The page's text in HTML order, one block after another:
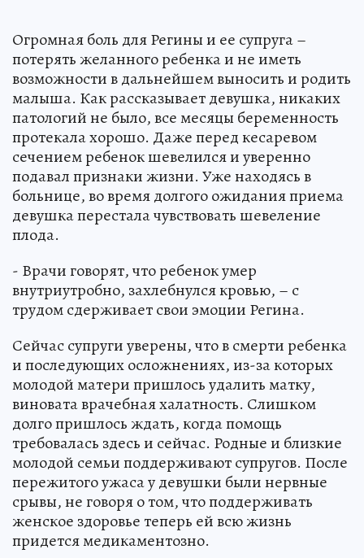
Огромная боль для Регины и ее супруга –
потерять желанного ребенка и не иметь
возможности в дальнейшем выносить и родить
малыша. Как рассказывает девушка, никаких
патологий не было, все месяцы беременность
протекала хорошо. Даже перед кесаревом
сечением ребенок шевелился и уверенно
подавал признаки жизни. Уже находясь в
больнице, во время долгого ожидания приема
девушка перестала чувствовать шевеление
плода.
- Врачи говорят, что ребенок умер
внутриутробно, захлебнулся кровью, – с
трудом сдерживает свои эмоции Регина.
Сейчас супруги уверены, что в смерти ребенка
и последующих осложнениях, из-за которых
молодой матери пришлось удалить матку,
виновата врачебная халатность. Слишком
долго пришлось ждать, когда помощь
требовалась здесь и сейчас. Родные и близкие
молодой семьи поддерживают супругов. После
пережитого ужаса у девушки были нервные
срывы, не говоря о том, что поддерживать
женское здоровье теперь ей всю жизнь
придется медикаментозно.